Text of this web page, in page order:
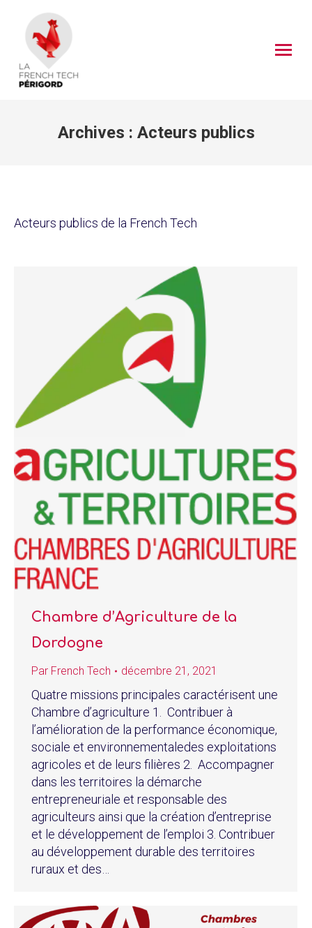
Archives : Acteurs publics
Acteurs publics de la French Tech
Chambre d’Agriculture de la
Dordogne
Par French Tech décembre 21, 2021
Quatre missions principales caractérisent une
Chambre d’agriculture 1. Contribuer à
l’amélioration de la performance économique,
sociale et environnementaledes exploitations
agricoles et de leurs filières 2. Accompagner
dans les territoires la démarche
entrepreneuriale et responsable des
agriculteurs ainsi que la création d’entreprise
et le développement de l’emploi 3. Contribuer
au développement durable des territoires
ruraux et des…